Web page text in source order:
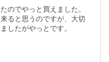
のでやっと買えました。
ると思うのですが、大切
したがやっとです。